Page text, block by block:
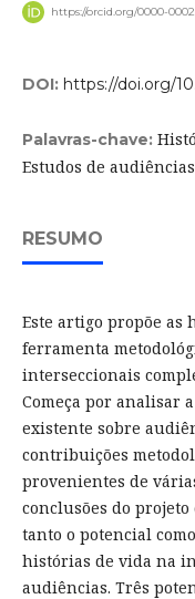
https://orcid.org/0000-
DOI: https://doi.org/
Palavras-chave:
Estudos de
RESUMO
Este artigo propõe as
ferramenta
interseccionais
Começa por analisar
existente sobre
contribuições
provenientes de
conclusões do
tanto o potencial
histórias de vida na
audiências. Três